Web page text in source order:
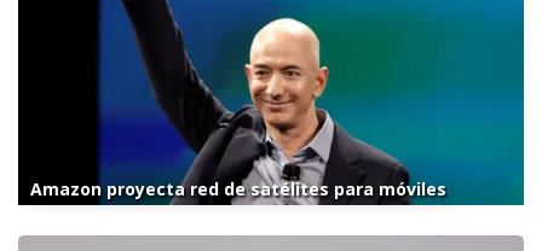
Amazon proyecta red de satélites para móviles